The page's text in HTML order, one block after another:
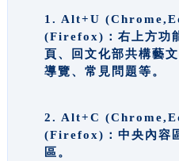
1. Alt+U
(Firefox)：右上方功
頁、回文化部共構藝
導覽、常見問題等。
2. Alt+C
(Firefox)：中央內容
區。